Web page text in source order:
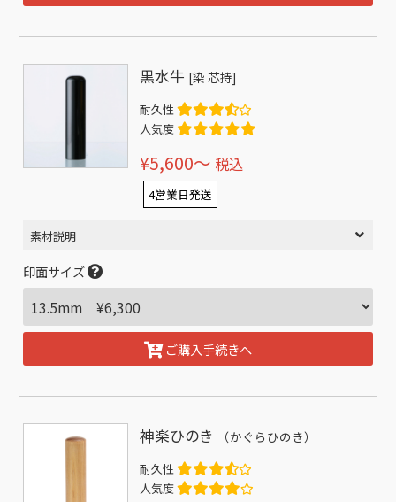
黒水牛 [染 芯持]
耐久性
人気度
¥5,600〜 税込
4営業日発送
素材説明
印面サイズ
ご購入手続きへ
神楽ひのき （かぐらひのき）
耐久性
人気度